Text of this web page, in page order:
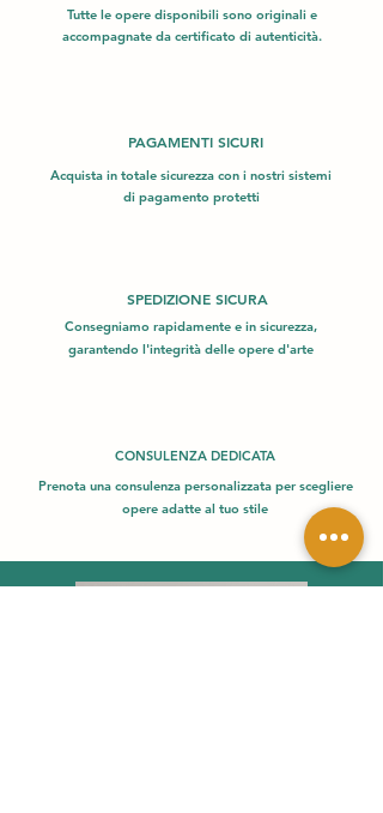
Tutte le opere disponibili sono originali e
accompagnate da certificato di autenticità.
PAGAMENTI SICURI
Acquista in totale sicurezza con i nostri sistemi
di pagamento protetti
SPEDIZIONE SICURA
Consegniamo rapidamente e in sicurezza,
garantendo l'integrità delle opere d'arte
CONSULENZA DEDICATA
Prenota una consulenza personalizzata per scegliere
opere adatte al tuo stile